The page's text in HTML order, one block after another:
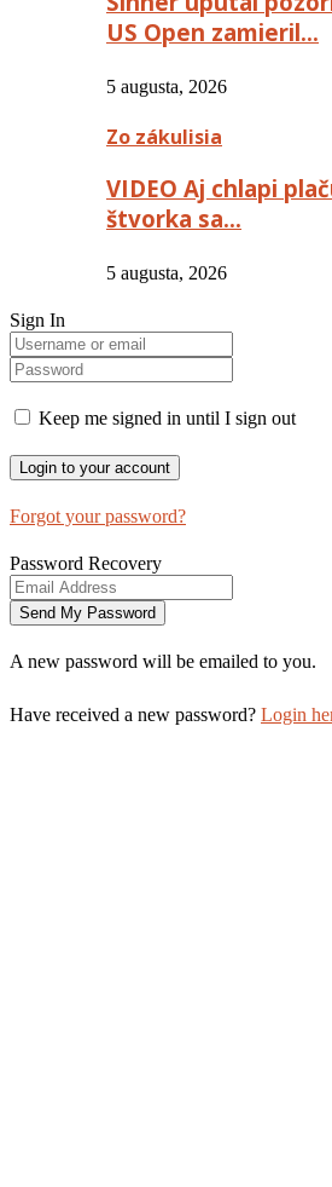
US Open zamieril…
5 augusta, 2026
Zo zákulisia
VIDEO Aj chlapi
štvorka sa…
5 augusta, 2026
Sign In
Keep me signed in until I sign out
Forgot your password?
Password Recovery
A new password will be emailed to you.
Have received a new password? Login